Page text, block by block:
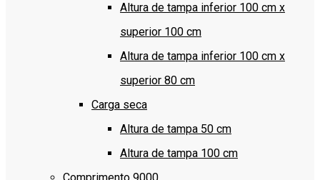
Altura de tampa inferior 100 cm x
superior 100 cm
Altura de tampa inferior 100 cm x
superior 80 cm
Carga seca
Altura de tampa 50 cm
Altura de tampa 100 cm